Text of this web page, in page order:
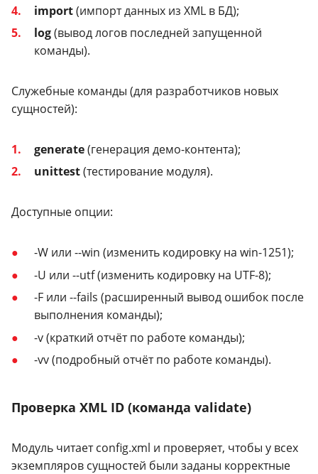
import(импорт данных из XML в БД);
log(вывод логов последней запущенной
команды).
Служебные команды (для разработчиков новых
сущностей):
generate(генерация демо-контента);
unittest(тестирование модуля).
Доступные опции:
-W или --win (изменить кодировку на win-1251);
-U или --utf (изменить кодировку на UTF-8);
-F или --fails (расширенный вывод ошибок после
выполнения команды);
-v (краткий отчёт по работе команды);
-vv (подробный отчёт по работе команды).
Проверка XML ID (команда validate)
Модуль читает config.xml и проверяет, чтобы у всех
экземпляров сущностей были заданы корректные